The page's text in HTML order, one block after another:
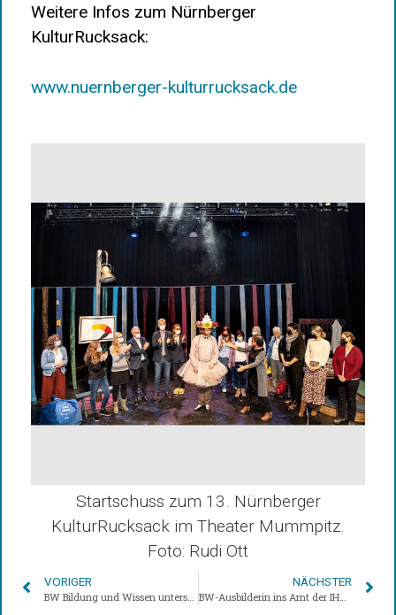
Weitere Infos zum Nürnberger
KulturRucksack:
www.nuernberger-kulturrucksack.de
Startschuss zum 13. Nürnberger
KulturRucksack im Theater Mummpitz.
Foto: Rudi Ott
VORIGER
BW Bildung und Wissen unterstützt das Projekt “Back to school” der Rummelsberger Diakonie
NÄCHSTER
BW-Ausbilderin ins Amt der IHK-Prüferin berufen